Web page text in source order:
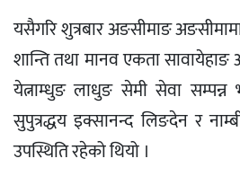
यसैगरि शुत्रबार अङसीमाङ
शान्ति तथा मानव एकता
येत्नाम्धुङ लाधुङ सेमी सेवा
सुपुत्रद्धय इक्सानन्द लिङदेन र
उपस्थिति रहेको थियो ।